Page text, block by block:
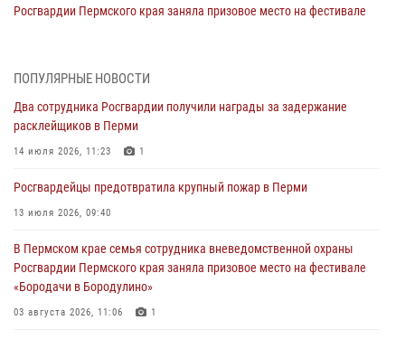
Росгвардии Пермского края заняла призовое место на фестивале
юных спортсменов
03 августа 2026, 10:59
30 июля 2026, 05:19
богослужении в Перми
28 июля 2026, 10:44
Росгвардейцы оказали силовую поддержку при задержании
ПОПУЛЯРНЫЕ НОВОСТИ
Два сотрудника Росгвардии получили награды за задержание
расклейщиков в Перми
14 июля 2026, 11:23 1
Росгвардейцы предотвратила крупный пожар в Перми
13 июля 2026, 09:40
В Пермском крае семья сотрудника вневедомственной охраны
Росгвардии Пермского края заняла призовое место на фестивале
«Бородачи в Бородулино»
03 августа 2026, 11:06 1